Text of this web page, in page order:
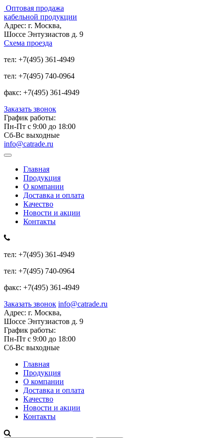
Оптовая продажа
кабельной продукции
Адрес: г. Москва,
Шоссе Энтузиастов д. 9
Схема проезда
тел: +7(495) 361-4949
тел: +7(495) 740-0964
факс: +7(495) 361-4949
Заказать звонок
График работы:
Пн-Пт с 9:00 до 18:00
Сб-Вс выходные
info@catrade.ru
Главная
Продукция
О компании
Доставка и оплата
Качество
Новости и акции
Контакты
тел: +7(495) 361-4949
тел: +7(495) 740-0964
факс: +7(495) 361-4949
Заказать звонок info@catrade.ru
Адрес: г. Москва,
Шоссе Энтузиастов д. 9
График работы:
Пн-Пт с 9:00 до 18:00
Сб-Вс выходные
Главная
Продукция
О компании
Доставка и оплата
Качество
Новости и акции
Контакты